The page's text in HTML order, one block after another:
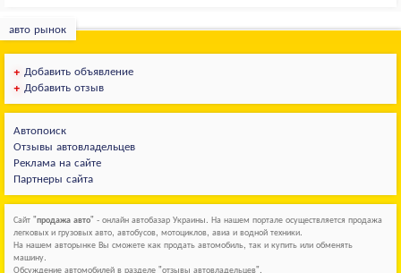
авто рынок
+ Добавить объявление
+ Добавить отзыв
Автопоиск
Отзывы автовладельцев
Реклама на сайте
Партнеры сайта
Сайт "продажа авто" - онлайн автобазар Украины. На нашем портале осуществляется продажа
легковых и грузовых авто, автобусов, мотоциклов, авиа и водной техники.
На нашем авторынке Вы сможете как продать автомобиль, так и купить или обменять
машину.
Обсуждение автомобилей в разделе "отзывы автовладельцев".